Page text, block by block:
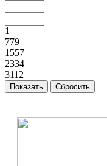
1
779
1557
2334
3112